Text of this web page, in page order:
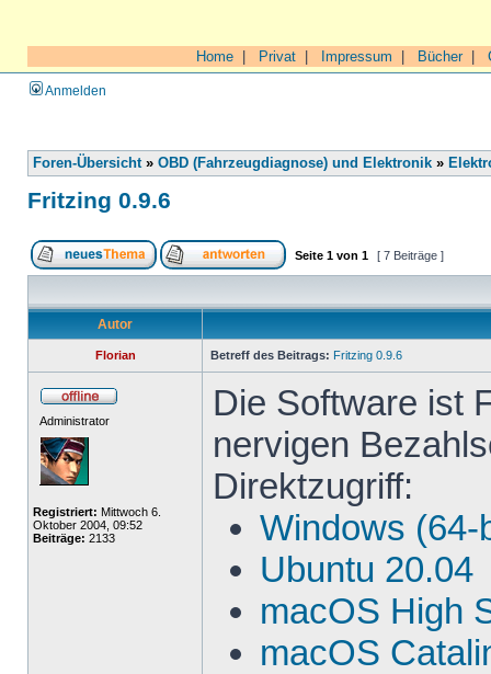
Home Privat Impressum Bücher|
Anmelden
Foren-Übersicht» OBD (Fahrzeugdiagnose) und Elektronik »
Fritzing 0.9.6
Seite 1 von 1 [ 7 Beiträge ]
Autor
Florian Betreff des Beitrags: Fritzing 0.9.6
Administrator
Registriert: Mittwoch 6.
Oktober 2004, 09:52
Beiträge: 2133
Die Software ist
nervigen
Direktzugriff:
Windows (64-
Ubuntu 20.04
macOS High
macOS